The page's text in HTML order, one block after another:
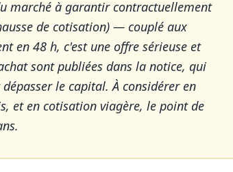
marché à garantir contractuellement
de cotisation) — couplé aux
en 48 h, c'est une offre sérieuse et
sont publiées dans la notice, qui
le capital. À considérer en
et en cotisation viagère, le point de